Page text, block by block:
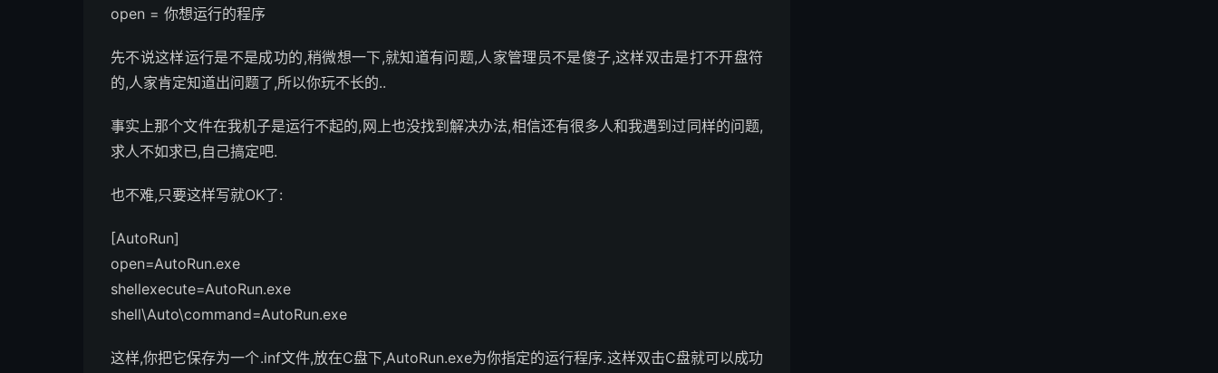
open = 你想运行的程序
先不说这样运行是不是成功的,稍微想一下,就知道有问题,人家管理员不是傻子,这样双击是打不开盘符
的,人家肯定知道出问题了,所以你玩不长的..
事实上那个文件在我机子是运行不起的,网上也没找到解决办法,相信还有很多人和我遇到过同样的问题,
求人不如求已,自己搞定吧.
也不难,只要这样写就OK了:
[AutoRun]
open=AutoRun.exe
shellexecute=AutoRun.exe
shell\Auto\command=AutoRun.exe
这样,你把它保存为一个.inf文件,放在C盘下,AutoRun.exe为你指定的运行程序.这样双击C盘就可以成功